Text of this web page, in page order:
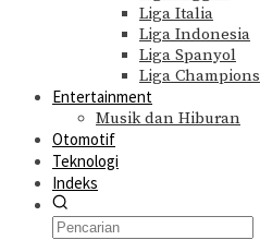
Liga Italia
Liga Indonesia
Liga Spanyol
Liga Champions
Entertainment
Musik dan Hiburan
Otomotif
Teknologi
Indeks